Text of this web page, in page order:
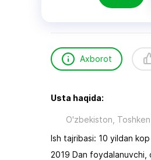
Axborot
Usta haqida:
O'zbekiston,
Ish tajribasi: 10 yildan kop
2019 Dan foydalanuvchi,